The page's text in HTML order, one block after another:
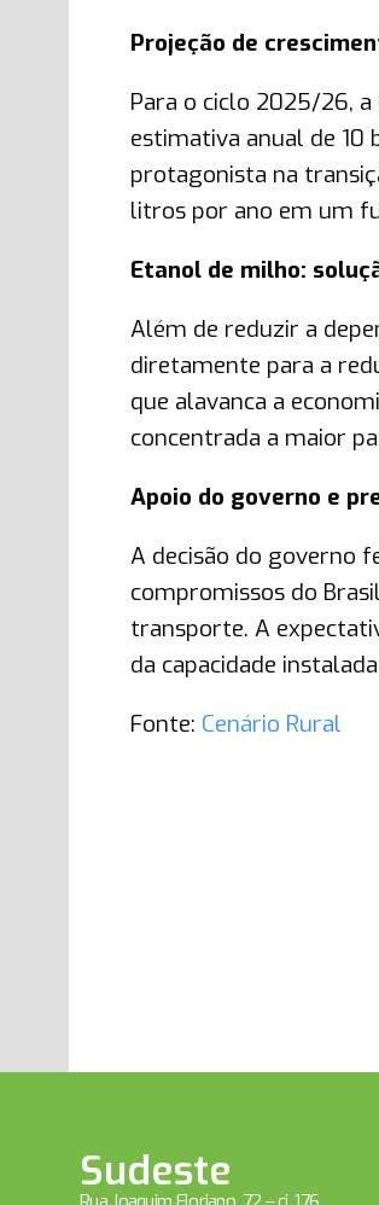
Projeção de
Para o ciclo 2025/26,
estimativa anual de 10
protagonista na
litros por ano em um
Etanol de milho:
Além de reduzir a
diretamente para a
que alavanca a
concentrada a maior
Apoio do governo e
A decisão do governo
compromissos do
transporte. A
da capacidade
Fonte: Cenário Rural
Sudeste